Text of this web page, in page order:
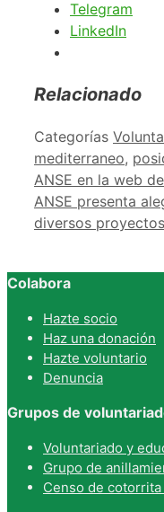
Telegram
LinkedIn
Relacionado
Categorías
mediterraneo,
ANSE en la web
ANSE presenta
diversos proyectos
Colabora
Hazte socio
Haz una donación
Hazte voluntario
Denuncia
Grupos de
Voluntariado y
Grupo de
Censo de